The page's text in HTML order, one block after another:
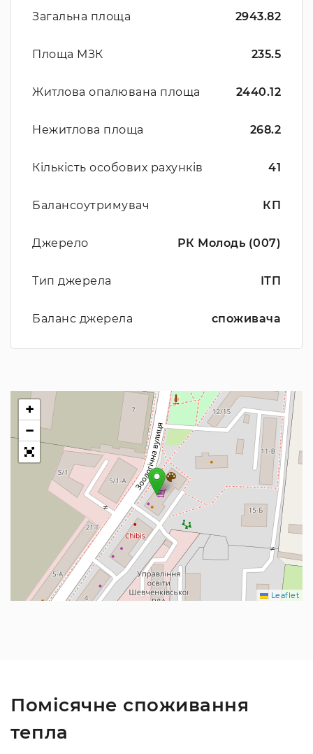
Загальна площа 2943.82
Площа МЗК 235.5
Житлова опалювана площа 2440.12
Нежитлова площа 268.2
Кількість особових рахунків 41
Балансоутримувач КП
Джерело РК Молодь (007)
Тип джерела ІТП
Баланс джерела споживача
+
−
Leaflet
Помісячне споживання
тепла